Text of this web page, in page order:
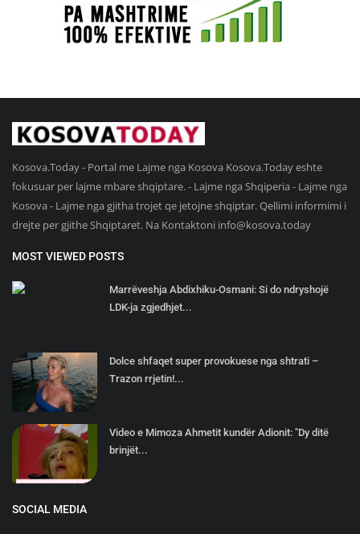
Kosova.Today - Portal me Lajme nga Kosova Kosova.Today eshte
fokusuar per lajme mbare shqiptare. - Lajme nga Shqiperia - Lajme nga
Kosova - Lajme nga gjitha trojet qe jetojne shqiptar. Qellimi informimi i
drejte per gjithe Shqiptaret. Na Kontaktoni info@kosova.today
MOST VIEWED POSTS
Marrëveshja Abdixhiku-Osmani: Si do ndryshojë
LDK-ja zgjedhjet...
Dolce shfaqet super provokuese nga shtrati –
Trazon rrjetin!...
Video e Mimoza Ahmetit kundër Adionit: "Dy ditë
brinjët...
SOCIAL MEDIA